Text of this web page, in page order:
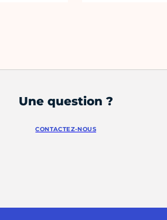
Une question ?
CONTACTEZ-NOUS